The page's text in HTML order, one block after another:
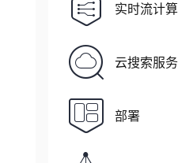
实时流计
云搜索服务
部署